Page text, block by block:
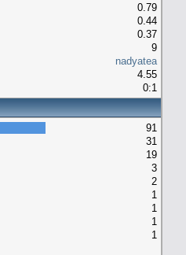
0.79
0.44
0.37
9
nadyatea
4.55
0:1
91
31
19
3
2
1
1
1
1